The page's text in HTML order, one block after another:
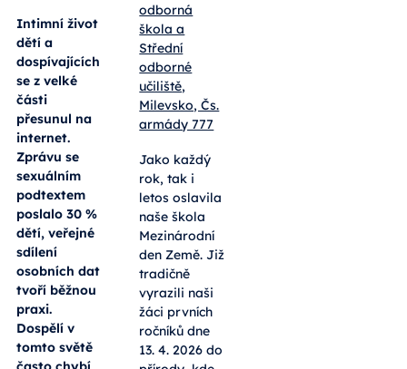
Intimní život
dětí a
dospívajících
se z velké
části
přesunul na
internet.
Zprávu se
sexuálním
podtextem
poslalo 30 %
dětí, veřejné
sdílení
osobních dat
tvoří běžnou
praxi.
Dospělí v
tomto světě
odborná
škola a
Střední
odborné
učiliště,
Milevsko, Čs.
armády 777
Jako každý
rok, tak i
letos oslavila
naše škola
Mezinárodní
den Země. Již
tradičně
vyrazili naši
žáci prvních
ročníků dne
13. 4. 2026 do